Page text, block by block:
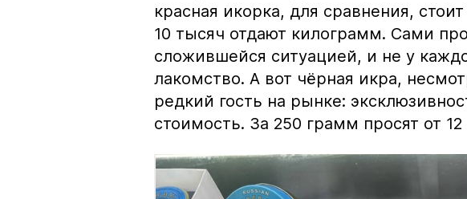
красная икорка, для сравнения,
10 тысяч отдают килограмм. Сами
сложившейся ситуацией, и не у
лакомство. А вот чёрная икра,
редкий гость на рынке:
стоимость. За 250 грамм просят от